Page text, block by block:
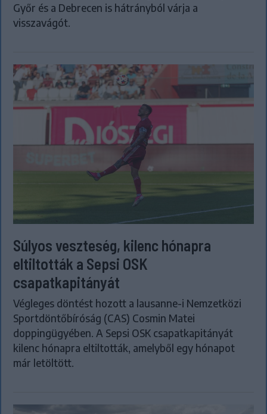
Győr és a Debrecen is hátrányból várja a
visszavágót.
Súlyos veszteség, kilenc hónapra
eltiltották a Sepsi OSK
csapatkapitányát
Végleges döntést hozott a lausanne-i Nemzetközi
Sportdöntőbíróság (CAS) Cosmin Matei
doppingügyében. A Sepsi OSK csapatkapitányát
kilenc hónapra eltiltották, amelyből egy hónapot
már letöltött.